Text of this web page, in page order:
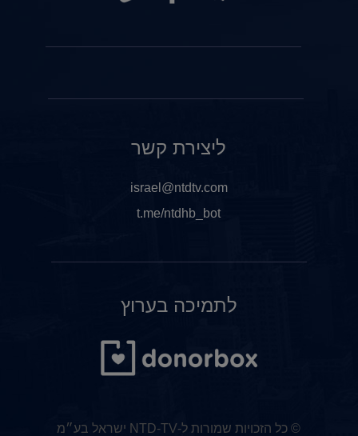
לתמיכה בערוץ
ליצירת קשר
israel@ntdtv.com
t.me/ntdhb_bot
© כל הזכויות שמורות ל-NTD-TV ישראל בע״מ